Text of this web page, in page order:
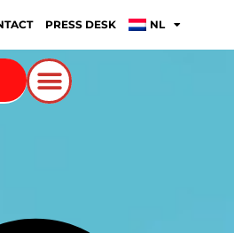
PRESS DESK NL